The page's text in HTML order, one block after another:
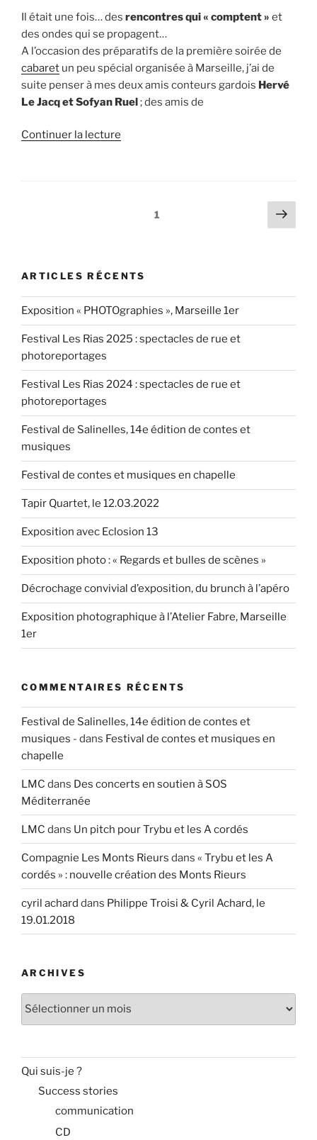
Il était une fois… des rencontres qui « comptent » et
des ondes qui se propagent…
A l’occasion des préparatifs de la première soirée de
cabaret un peu spécial organisée à Marseille, j’ai de
suite penser à mes deux amis conteurs gardois Hervé
Le Jacq et Sofyan Ruel; des amis de
Continuer la lecture
musiques… »
Page1
Page
ARTICLES RÉCENTS
Exposition « PHOTOgraphies », Marseille 1er
Festival Les Rias 2025 : spectacles de rue et
photoreportages
Festival Les Rias 2024 : spectacles de rue et
photoreportages
Festival de Salinelles, 14e édition de contes et
musiques
Festival de contes et musiques en chapelle
Tapir Quartet, le 12.03.2022
Exposition avec Eclosion 13
Exposition photo : « Regards et bulles de scènes »
Décrochage convivial d’exposition, du brunch à l’apéro
Exposition photographique à l’Atelier Fabre, Marseille
1er
COMMENTAIRES RÉCENTS
Festival de Salinelles, 14e édition de contes et
musiques - dans Festival de contes et musiques en
chapelle
LMC dans Des concerts en soutien à SOS
Méditerranée
LMC dans Un pitch pour Trybu et les A cordés
Compagnie Les Monts Rieurs dans « Trybu et les A
cordés » : nouvelle création des Monts Rieurs
cyril achard dans Philippe Troisi & Cyril Achard, le
19.01.2018
ARCHIVES
Qui suis-je ?
Success stories
communication
CD